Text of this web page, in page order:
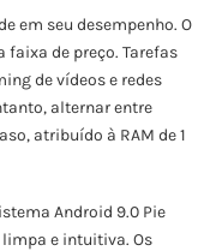
em seu desempenho. O
faixa de preço. Tarefas
de vídeos e redes
alternar entre
atribuído à RAM de 1
Android 9.0 Pie
e intuitiva. Os